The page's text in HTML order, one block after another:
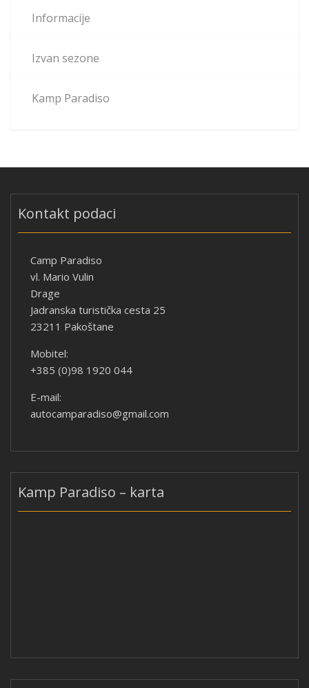
Informacije
Izvan sezone
Kamp Paradiso
Kontakt podaci
Camp Paradiso
vl. Mario Vulin
Drage
Jadranska turistička cesta 25
23211 Pakoštane
Mobitel:
+385 (0)98 1920 044
E-mail:
autocamparadiso@gmail.com
Kamp Paradiso – karta